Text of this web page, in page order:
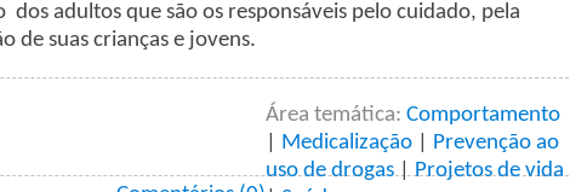
dos adultos que são os responsáveis pelo cuidado, pela
de suas crianças e jovens.
Área temática: Comportamento
Medicalização
Prevenção ao
uso de drogas|Projetos de vida